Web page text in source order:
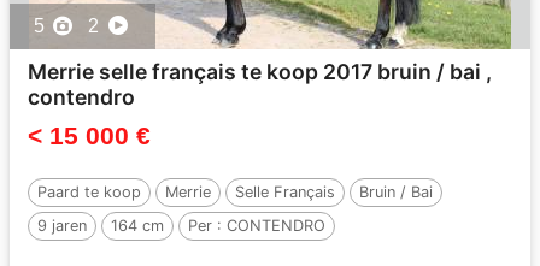
5 2
Merrie selle français te koop 2017 bruin / bai ,
contendro
< 15 000 €
Paard te koop Merrie Selle Français
Bruin / Bai
9 jaren
164 cm Per : CONTENDRO